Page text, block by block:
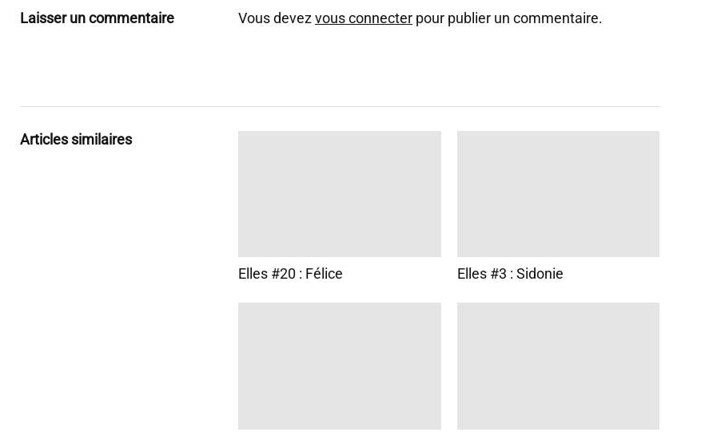
Laisser un commentaire Vous devezvous connecter pour publier un commentaire.
Articles similaires
Elles #20 : Félice Elles #3 : Sidonie